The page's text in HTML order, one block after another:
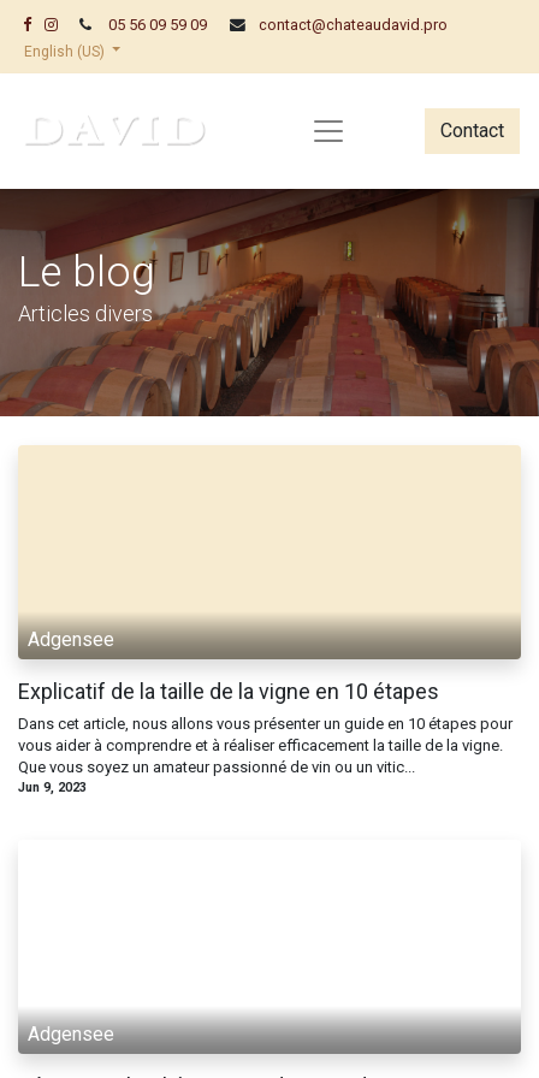
05 56 09 59 09 contact@chateaudavid.pro
English (US)
Contact
Le blog
Articles divers
Adgensee
Explicatif de la taille de la vigne en 10 étapes
Dans cet article, nous allons vous présenter un guide en 10 étapes pour
vous aider à comprendre et à réaliser efficacement la taille de la vigne.
Que vous soyez un amateur passionné de vin ou un vitic...
Jun 9, 2023
Adgensee